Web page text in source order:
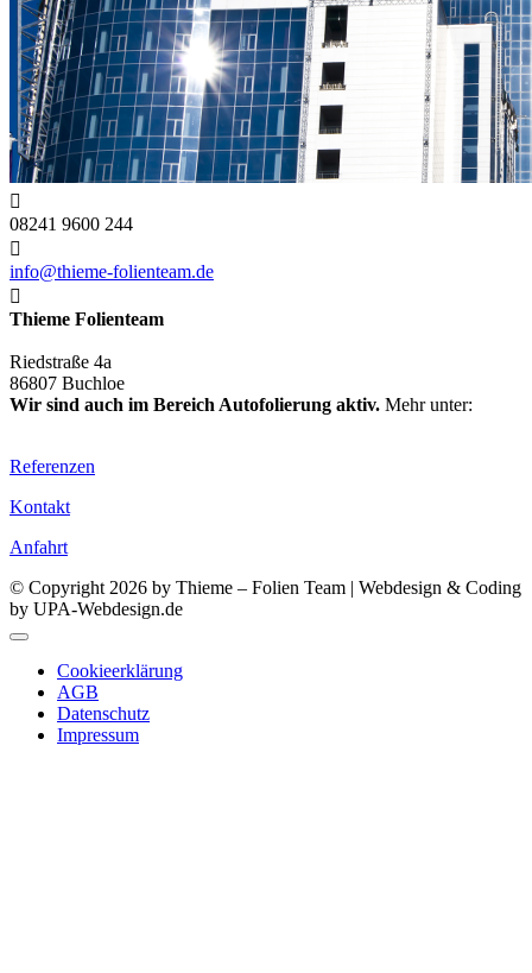

08241 9600 244

info@thieme-folienteam.de

Thieme Folienteam
Riedstraße 4a
86807 Buchloe
Wir sind auch im Bereich Autofolierung aktiv. Mehr unter:
Referenzen
Kontakt
Anfahrt
© Copyright 2026 by Thieme – Folien Team | Webdesign & Coding
by UPA-Webdesign.de
Cookieerklärung
AGB
Datenschutz
Impressum